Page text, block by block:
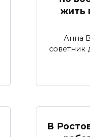
жить
Анна
советник
В